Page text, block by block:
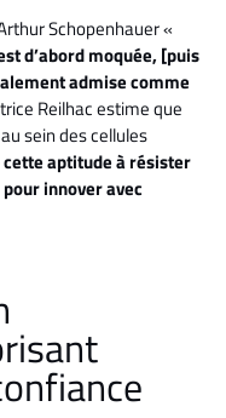
Schopenhauer «
d’abord moquée, [puis
admise comme
Reilhac estime que
sein des cellules
cette aptitude à résister
innover avec